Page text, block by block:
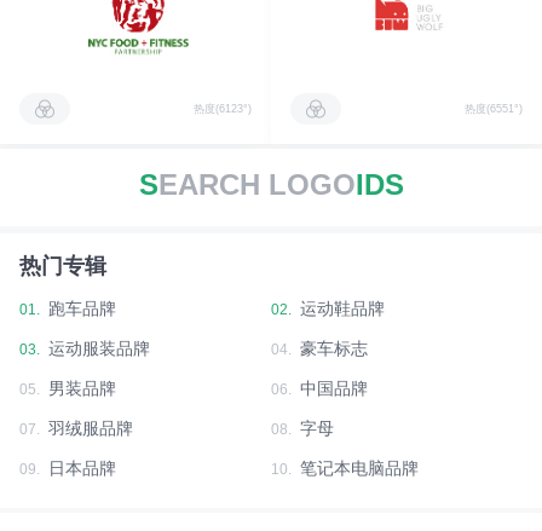
热度(6123°) 热度(6551°)
SEARCH LOGOIDS
热门专辑
01. 跑车品牌 02. 运动鞋品牌
03. 运动服装品牌 04. 豪车标志
05. 男装品牌 06. 中国品牌
07. 羽绒服品牌 08. 字母
09. 日本品牌 10. 笔记本电脑品牌